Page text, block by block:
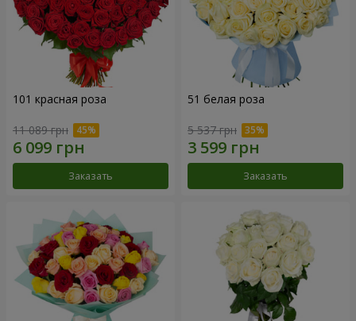
101 красная роза
11 089 грн
Заказать
51 белая роза
5 537 грн
Заказать